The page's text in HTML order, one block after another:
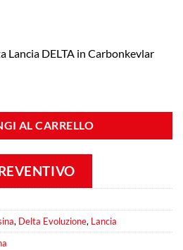
Lancia DELTA in Carbonkevlar
AL CARRELLO
, Delta Evoluzione, Lancia